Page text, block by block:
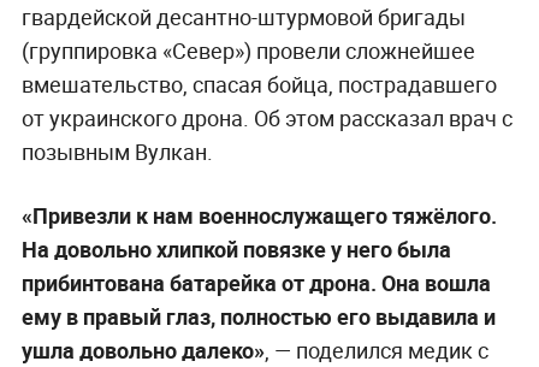
гвардейской десантно-штурмовой бригады
(группировка «Север») провели сложнейшее
вмешательство, спасая бойца, пострадавшего
от украинского дрона. Об этом рассказал врач с
позывным Вулкан.
«Привезли к нам военнослужащего тяжёлого.
На довольно хлипкой повязке у него была
прибинтована батарейка от дрона. Она вошла
ему в правый глаз, полностью его выдавила и
ушла довольно далеко», — поделился медик с